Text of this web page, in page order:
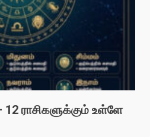
ராசிகளுக்கும் உள்ளே